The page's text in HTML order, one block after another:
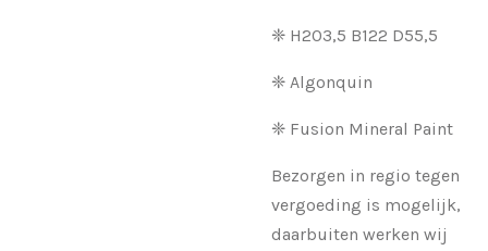
❈ H203,5 B122 D55,5
❈ Algonquin
❈ Fusion Mineral Paint
Bezorgen in regio tegen
vergoeding is mogelijk,
daarbuiten werken wij